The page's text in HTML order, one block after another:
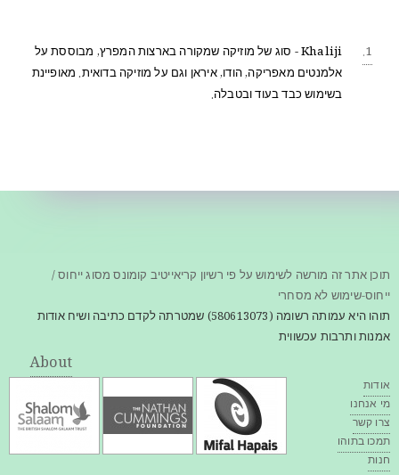
1.
Khaliji - סוג של מוזיקה שמקורה בארצות המפרץ, מבוססת על
אלמנטים מאפריקה, הודו, איראן וגם על מוזיקה בדואית. מאופיינת
בשימוש כבד בעוד ובטבלה.
תוכן אתר זה מורשה לשימוש על פי רשיון קריאייטיב קומונס מסוג ייחוס /
ייחוס-שימוש לא מסחרי
תוהו היא עמותה רשומה (580613073) שמטרתה לקדם כתיבה ושיח אודות
אמנות ותרבות עכשווית
About
אודות
מי אנחנו
צרו קשר
תמכו בתוהו
חנות